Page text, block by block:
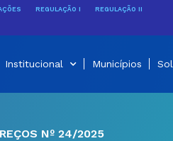
REGULAÇÃO I REGULAÇÃO II
Institucional Municípios
Nº 24/2025